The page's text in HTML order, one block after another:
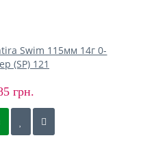
Swim 115мм 14г 0-
(SP) 121
грн.